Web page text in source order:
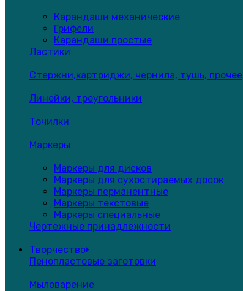
Карандаши механические
Грифели
Карандаши простые
Ластики
Стержни,картриджи, чернила, тушь, прочее
Линейки, треугольники
Точилки
Маркеры
Маркеры для дисков
Маркеры для сухостираемых досок
Маркеры перманентные
Маркеры текстовые
Маркеры специальные
Чертежные принадлежности
Творчество
Пенопластовые заготовки
Мыловарение